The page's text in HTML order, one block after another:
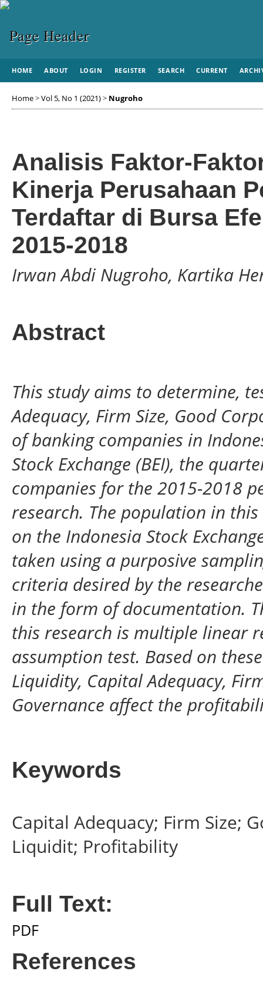
HOME ABOUT LOGIN REGISTER SEARCH CURRENT
Home>Vol 5, No 1 (2021)> Nugroho
Analisis Faktor-
Kinerja Perusahaan
Terdaftar di Bursa
2015-2018
Irwan Abdi Nugroho, Kartika
Abstract
This study aims to determine,
Adequacy, Firm Size, Good
of banking companies in
Stock Exchange (BEI), the
companies for the 2015-2018
research. The population in
on the Indonesia Stock
taken using a purposive
criteria desired by the
in the form of documentation.
this research is multiple linear
assumption test. Based on
Liquidity, Capital Adequacy,
Governance affect the
Keywords
Capital Adequacy; Firm Size;
Liquidit; Profitability
Full Text:
PDF
References